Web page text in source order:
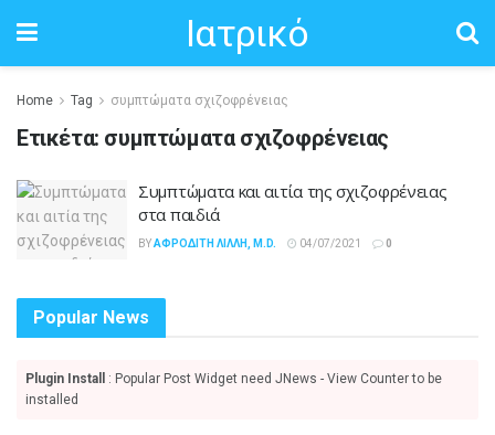
Ιατρικό
Home Tag συμπτώματα σχιζοφρένειας
Ετικέτα: συμπτώματα σχιζοφρένειας
Συμπτώματα και αιτία της σχιζοφρένειας
στα παιδιά
BYΑΦΡΟΔΊΤΗ ΛΙΛΛΉ, M.D. 04/07/2021 0
Popular News
Plugin Install
: Popular Post Widget need JNews - View Counter to be
installed